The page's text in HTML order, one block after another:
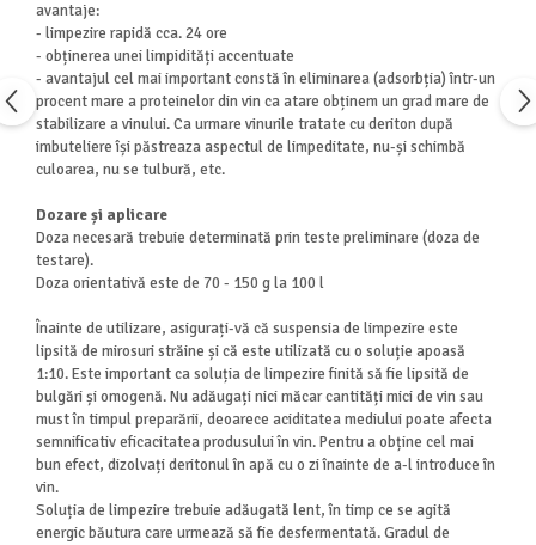
avantaje:
- limpezire rapidă cca. 24 ore
- obținerea unei limpidități accentuate
- avantajul cel mai important constă în eliminarea (adsorbția) într-un
procent mare a proteinelor din vin ca atare obținem un grad mare de
stabilizare a vinului. Ca urmare vinurile tratate cu deriton după
imbuteliere își păstreaza aspectul de limpeditate, nu-și schimbă
culoarea, nu se tulbură, etc.
Dozare și aplicare
Doza necesară trebuie determinată prin teste preliminare (doza de
testare).
Doza orientativă este de 70 - 150 g la 100 l
Înainte de utilizare, asigurați-vă că suspensia de limpezire este
lipsită de mirosuri străine și că este utilizată cu o soluție apoasă
1:10. Este important ca soluția de limpezire finită să fie lipsită de
bulgări și omogenă. Nu adăugați nici măcar cantități mici de vin sau
must în timpul preparării, deoarece aciditatea mediului poate afecta
semnificativ eficacitatea produsului în vin. Pentru a obține cel mai
bun efect, dizolvați deritonul în apă cu o zi înainte de a-l introduce în
vin.
Soluția de limpezire trebuie adăugată lent, în timp ce se agită
energic băutura care urmează să fie desfermentată. Gradul de